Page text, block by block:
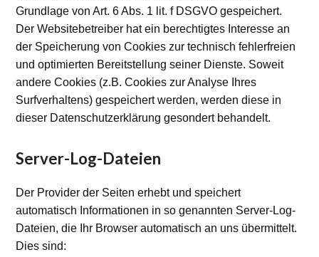
Grundlage von Art. 6 Abs. 1 lit. f DSGVO gespeichert.
Der Websitebetreiber hat ein berechtigtes Interesse an
der Speicherung von Cookies zur technisch fehlerfreien
und optimierten Bereitstellung seiner Dienste. Soweit
andere Cookies (z.B. Cookies zur Analyse Ihres
Surfverhaltens) gespeichert werden, werden diese in
dieser Datenschutzerklärung gesondert behandelt.
Server-Log-Dateien
Der Provider der Seiten erhebt und speichert
automatisch Informationen in so genannten Server-Log-
Dateien, die Ihr Browser automatisch an uns übermittelt.
Dies sind: